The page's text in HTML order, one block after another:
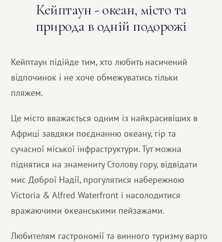
Кейптаун - океан, місто та
природа в одній подорожі
Кейптаун підійде тим, хто любить насичений
відпочинок і не хоче обмежуватись тільки
пляжем.
Це місто вважається одним із найкрасивіших в
Африці завдяки поєднанню океану, гір та
сучасної міської інфраструктури. Тут можна
піднятися на знамениту Столову гору, відвідати
мис Доброї Надії, прогулятися набережною
Victoria & Alfred Waterfront і насолодитися
вражаючими океанськими пейзажами.
Любителям гастрономії та винного туризму варто